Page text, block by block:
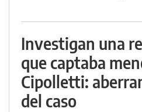
Investigan una
que captaba
Cipolletti:
del caso